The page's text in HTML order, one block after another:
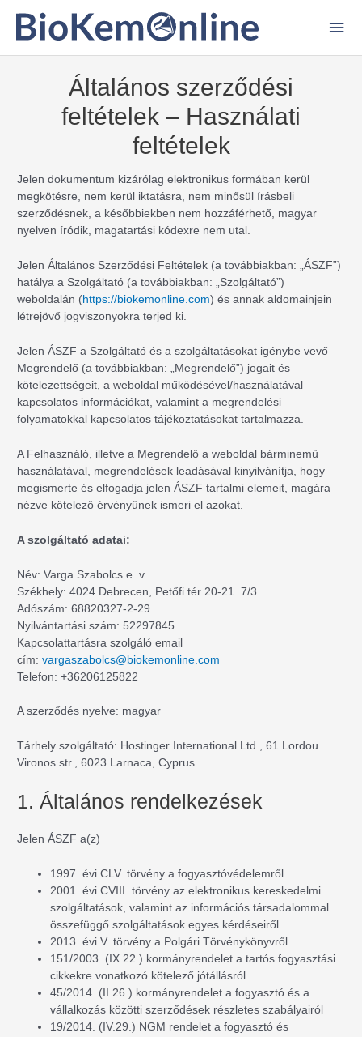
Általános szerződési
feltételek – Használati
feltételek
Jelen dokumentum kizárólag elektronikus formában kerül
megkötésre, nem kerül iktatásra, nem minősül írásbeli
szerződésnek, a későbbiekben nem hozzáférhető, magyar
nyelven íródik, magatartási kódexre nem utal.
Jelen Általános Szerződési Feltételek (a továbbiakban: „ÁSZF”)
hatálya a Szolgáltató (a továbbiakban: „Szolgáltató”)
weboldalán (https://biokemonline.com) és annak aldomainjein
létrejövő jogviszonyokra terjed ki.
Jelen ÁSZF a Szolgáltató és a szolgáltatásokat igénybe vevő
Megrendelő (a továbbiakban: „Megrendelő”) jogait és
kötelezettségeit, a weboldal működésével/használatával
kapcsolatos információkat, valamint a megrendelési
folyamatokkal kapcsolatos tájékoztatásokat tartalmazza.
A Felhasználó, illetve a Megrendelő a weboldal bárminemű
használatával, megrendelések leadásával kinyilvánítja, hogy
megismerte és elfogadja jelen ÁSZF tartalmi elemeit, magára
nézve kötelező érvényűnek ismeri el azokat.
A szolgáltató adatai:
Név: Varga Szabolcs e. v.
Székhely: 4024 Debrecen, Petőfi tér 20-21. 7/3.
Adószám: 68820327-2-29
Nyilvántartási szám: 52297845
Kapcsolattartásra szolgáló email
cím:vargaszabolcs@biokemonline.com
Telefon: +36206125822
A szerződés nyelve: magyar
Tárhely szolgáltató: Hostinger International Ltd., 61 Lordou
Vironos str., 6023 Larnaca, Cyprus
1. Általános rendelkezések
Jelen ÁSZF a(z)
1997. évi CLV. törvény a fogyasztóvédelemről
2001. évi CVIII. törvény az elektronikus kereskedelmi
szolgáltatások, valamint az információs társadalommal
összefüggő szolgáltatások egyes kérdéseiről
2013. évi V. törvény a Polgári Törvénykönyvről
151/2003. (IX.22.) kormányrendelet a tartós fogyasztási
cikkekre vonatkozó kötelező jótállásról
45/2014. (II.26.) kormányrendelet a fogyasztó és a
vállalkozás közötti szerződések részletes szabályairól
19/2014. (IV.29.) NGM rendelet a fogyasztó és